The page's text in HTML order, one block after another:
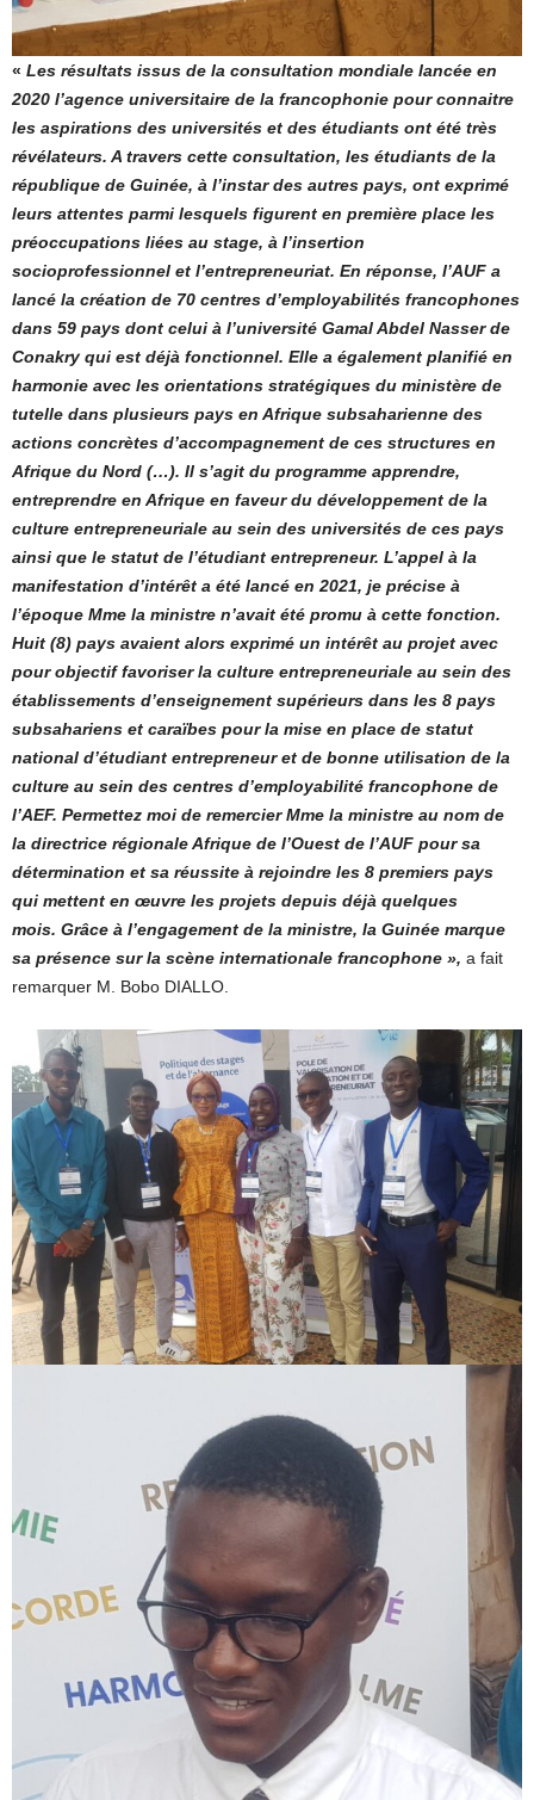
« Les résultats issus de la consultation mondiale lancée en
2020 l’agence universitaire de la francophonie pour connaitre
les aspirations des universités et des étudiants ont été très
révélateurs. A travers cette consultation, les étudiants de la
république de Guinée, à l’instar des autres pays, ont exprimé
leurs attentes parmi lesquels figurent en première place les
préoccupations liées au stage, à l’insertion
socioprofessionnel et l’entrepreneuriat. En réponse, l’AUF a
lancé la création de 70 centres d’employabilités francophones
dans 59 pays dont celui à l’université Gamal Abdel Nasser de
Conakry qui est déjà fonctionnel. Elle a également planifié en
harmonie avec les orientations stratégiques du ministère de
tutelle dans plusieurs pays en Afrique subsaharienne des
actions concrètes d’accompagnement de ces structures en
Afrique du Nord (…). Il s’agit du programme apprendre,
entreprendre en Afrique en faveur du développement de la
culture entrepreneuriale au sein des universités de ces pays
ainsi que le statut de l’étudiant entrepreneur. L’appel à la
manifestation d’intérêt a été lancé en 2021, je précise à
l’époque Mme la ministre n’avait été promu à cette fonction.
Huit (8) pays avaient alors exprimé un intérêt au projet avec
pour objectif favoriser la culture entrepreneuriale au sein des
établissements d’enseignement supérieurs dans les 8 pays
subsahariens et caraïbes pour la mise en place de statut
national d’étudiant entrepreneur et de bonne utilisation de la
culture au sein des centres d’employabilité francophone de
l’AEF. Permettez moi de remercier Mme la ministre au nom de
la directrice régionale Afrique de l’Ouest de l’AUF pour sa
détermination et sa réussite à rejoindre les 8 premiers pays
qui mettent en œuvre les projets depuis déjà quelques
mois. Grâce à l’engagement de la ministre, la Guinée marque
sa présence sur la scène internationale francophone », a fait
remarquer M. Bobo DIALLO.